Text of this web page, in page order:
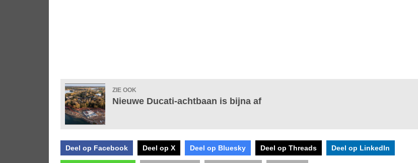
ZIE OOK
Nieuwe Ducati-achtbaan is bijna af
Deel op Facebook Deel op X Deel op Bluesky Deel op Threads Deel op LinkedIn